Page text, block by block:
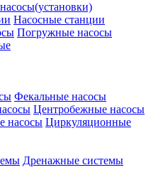
Насосные станции
Погружные насосы
Фекальные насосы
Центробежные насосы
Циркуляционные
Дренажные системы